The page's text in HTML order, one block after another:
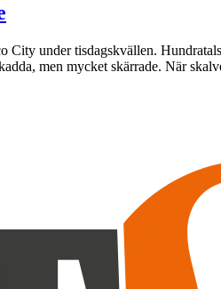
under tisdagskvällen.
men mycket skärrade. När